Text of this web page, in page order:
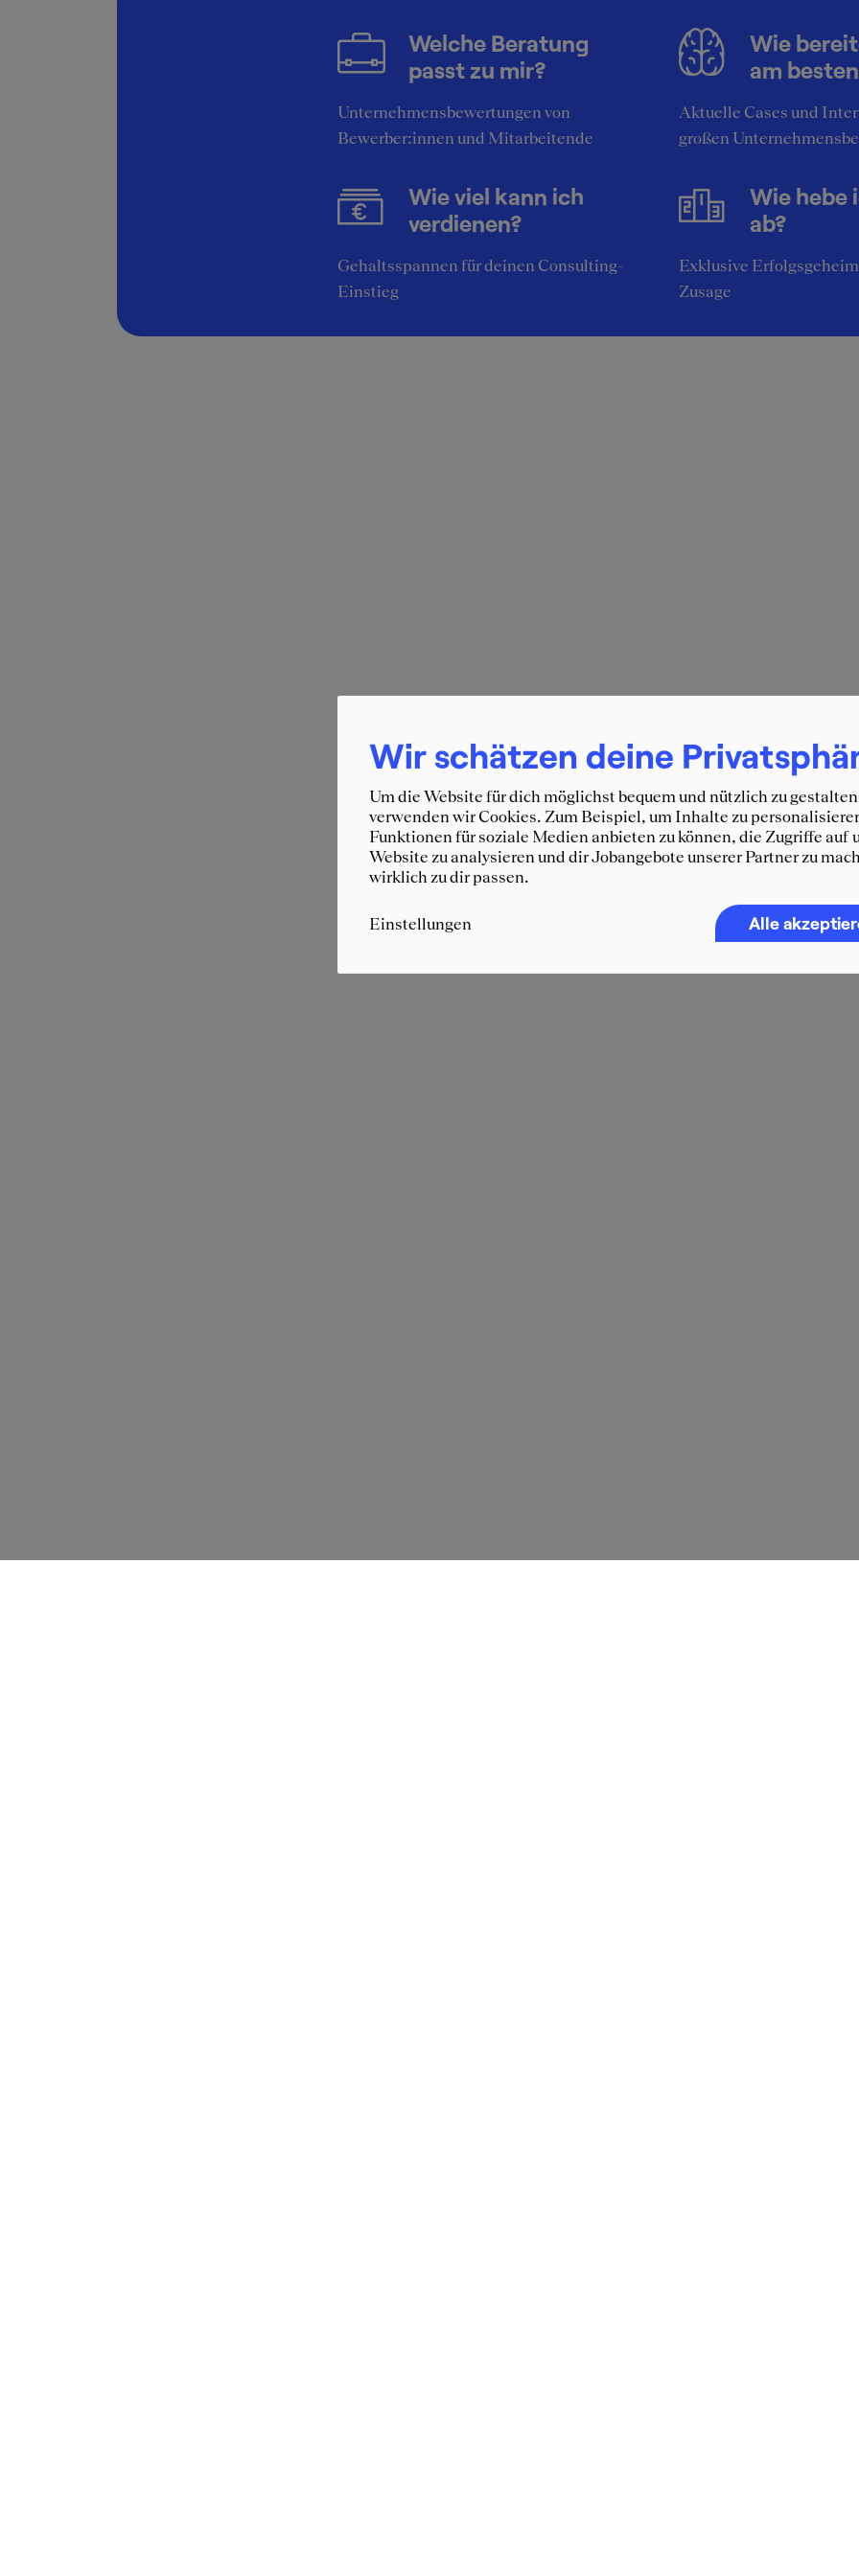
Welche Beratung
passt zu mir?
Unternehmensbewertungen von
Bewerber:innen und Mitarbeitende
Wie
am
Aktuelle Cases und
großen
Wie viel kann ich
verdienen?
Gehaltsspannen für deinen Consulting-
Einstieg
Wie hebe
ab?
Exklusive
Zusage
Wir schätzen deine
Um die Website für dich möglichst bequem und nützlich zu
verwenden wir Cookies. Zum Beispiel, um Inhalte zu
Funktionen für soziale Medien anbieten zu können, die Zugriffe auf
Website zu analysieren und dir Jobangebote unserer Partner zu
wirklich zu dir passen.
Einstellungen Alle